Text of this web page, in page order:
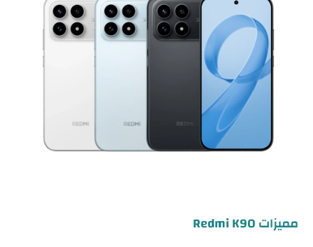
مميزات Redmi K90